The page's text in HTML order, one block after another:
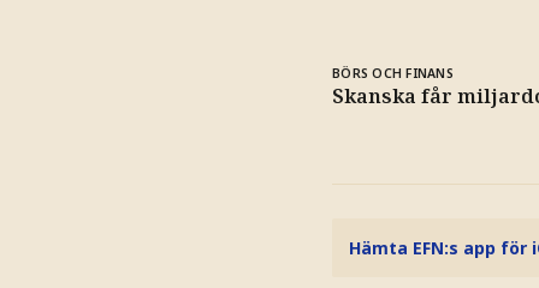
BÖRS OCH FINANS
Skanska får
Hämta EFN:s app för